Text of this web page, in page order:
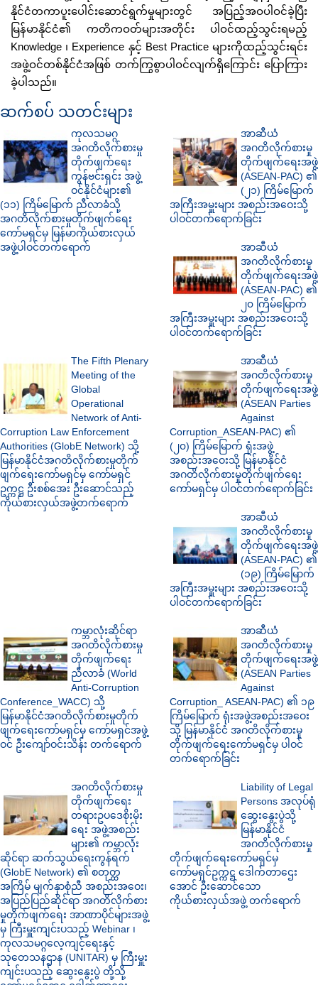
နိုင်ငံတကာပူးပေါင်းဆောင်ရွက်မှုများတွင် အပြည့်အဝပါဝင်ခဲ့ပြီး
မြန်မာနိုင်ငံ၏ ကတိကဝတ်များအတိုင်း ပါဝင်ထည့်သွင်းရမည့်
Knowledge ၊ Experience နှင့် Best Practice များကိုထည့်သွင်းရင်း
အဖွဲ့ဝင်တစ်နိုင်ငံအဖြစ် တက်ကြွစွာပါဝင်လျက်ရှိကြောင်း ပြောကြား
ခဲ့ပါသည်။
ဆက်စပ် သတင်းများ
ကုလသမဂ္ဂ
အဂတိလိုက်စားမှု
တိုက်ဖျက်ရေး
ကွန်ဗင်းရှင်း အဖွဲ့
ဝင်နိုင်ငံများ၏
(၁၁) ကြိမ်မြောက် ညီလာခံသို့
အဂတိလိုက်စားမှုတိုက်ဖျက်ရေး
ကော်မရှင်မှ မြန်မာကိုယ်စားလှယ်
အဖွဲ့ပါဝင်တက်ရောက်
အာဆီယံ
အဂတိလိုက်စားမှု
တိုက်ဖျက်ရေးအဖွဲ့
(ASEAN-PAC) ၏
(၂၁) ကြိမ်မြောက်
အကြီးအမှူးများ အစည်းအဝေးသို့
ပါဝင်တက်ရောက်ခြင်း
အာဆီယံ
အဂတိလိုက်စားမှု
တိုက်ဖျက်ရေးအဖွဲ့
(ASEAN-PAC) ၏
၂၀ ကြိမ်မြောက်
အကြီးအမှူးများ အစည်းအဝေးသို့
ပါဝင်တက်ရောက်ခြင်း
The Fifth Plenary
Meeting of the
Global
Operational
Network of Anti-
Corruption Law Enforcement
Authorities (GlobE Network) သို့
မြန်မာနိုင်ငံအဂတိလိုက်စားမှုတိုက်
ဖျက်ရေးကော်မရှင်မှ ကော်မရှင်
ဥက္ကဋ္ဌ ဦးစစ်အေး ဦးဆောင်သည့်
ကိုယ်စားလှယ်အဖွဲ့တက်ရောက်
အာဆီယံ
အဂတိလိုက်စားမှု
တိုက်ဖျက်ရေးအဖွဲ့
(ASEAN Parties
Against
Corruption_ASEAN-PAC) ၏
(၂၀) ကြိမ်မြောက် ရုံးအဖွဲ့
အစည်းအဝေးသို့ မြန်မာနိုင်ငံ
အဂတိလိုက်စားမှုတိုက်ဖျက်ရေး
ကော်မရှင်မှ ပါဝင်တက်ရောက်ခြင်း
အာဆီယံ
အဂတိလိုက်စားမှု
တိုက်ဖျက်ရေးအဖွဲ့
(ASEAN-PAC) ၏
(၁၉) ကြိမ်မြောက်
အကြီးအမှူးများ အစည်းအဝေးသို့
ပါဝင်တက်ရောက်ခြင်း
ကမ္ဘာလုံးဆိုင်ရာ
အဂတိလိုက်စားမှု
တိုက်ဖျက်ရေး
ညီလာခံ (World
Anti-Corruption
Conference_WACC) သို့
မြန်မာနိုင်ငံအဂတိလိုက်စားမှုတိုက်
ဖျက်ရေးကော်မရှင်မှ ကော်မရှင်အဖွဲ့
ဝင် ဦးကျော်ဝင်းသိန်း တက်ရောက်
အာဆီယံ
အဂတိလိုက်စားမှု
တိုက်ဖျက်ရေးအဖွဲ့
(ASEAN Parties
Against
Corruption_ ASEAN-PAC) ၏ ၁၉
ကြိမ်မြောက် ရုံးအဖွဲ့အစည်းအဝေး
သို့ မြန်မာနိုင်ငံ အဂတိလိုက်စားမှု
တိုက်ဖျက်ရေးကော်မရှင်မှ ပါဝင်
တက်ရောက်ခြင်း
အဂတိလိုက်စားမှု
တိုက်ဖျက်ရေး
တရားဥပဒေစိုးမိုး
ရေး အဖွဲ့အစည်း
များ၏ ကမ္ဘာလုံး
ဆိုင်ရာ ဆက်သွယ်ရေးကွန်ရက်
(GlobE Network) ၏ စတုတ္ထ
အကြိမ် မျက်နှာစုံညီ အစည်းအဝေး၊
အပြည်ပြည်ဆိုင်ရာ အဂတိလိုက်စား
မှုတိုက်ဖျက်ရေး အာဏာပိုင်များအဖွဲ့
မှ ကြီးမှူးကျင်းပသည့် Webinar ၊
ကုလသမဂ္ဂလေ့ကျင့်ရေးနှင့်
သုတေသနဌာန (UNITAR) မှ ကြီးမှူး
ကျင်းပသည့် ဆွေးနွေးပွဲ တို့သို့
Liability of Legal
Persons အလုပ်ရုံ
ဆွေးနွေးပွဲသို့
မြန်မာနိုင်ငံ
အဂတိလိုက်စားမှု
တိုက်ဖျက်ရေးကော်မရှင်မှ
ကော်မရှင်ဥက္ကဋ္ဌ ဒေါက်တာဌေး
အောင် ဦးဆောင်သော
ကိုယ်စားလှယ်အဖွဲ့ တက်ရောက်